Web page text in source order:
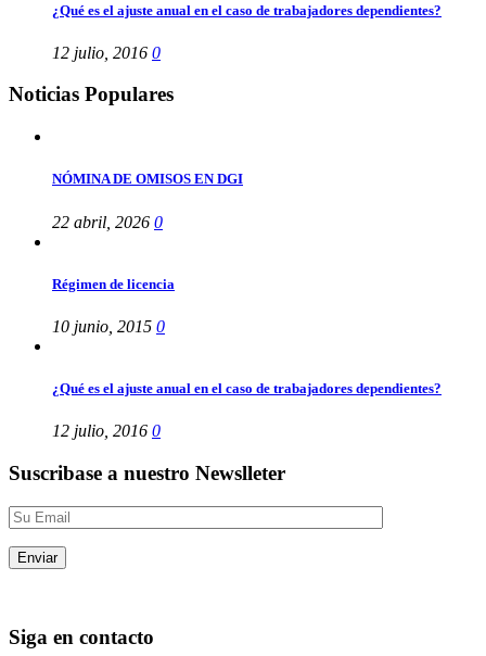
¿Qué es el ajuste anual en el caso de trabajadores dependientes?
12 julio, 2016 0
Noticias Populares
NÓMINA DE OMISOS EN DGI
22 abril, 2026 0
Régimen de licencia
10 junio, 2015 0
¿Qué es el ajuste anual en el caso de trabajadores dependientes?
12 julio, 2016 0
Suscribase a nuestro Newslleter
Siga en contacto